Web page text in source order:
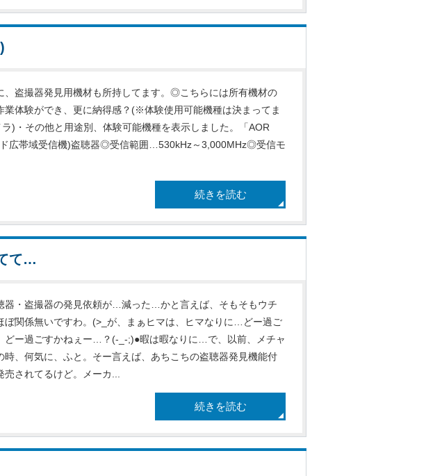
盗撮器発見用機材も所持してます。◎こちらには所有機材の
体験ができ、更に納得感？(※体験使用可能機種は決まってま
)・その他と用途別、体験可能機種を表示しました。「AOR
広帯域受信機)盗聴器◎受信範囲…530kHz～3,000MHz◎受信モ
続きを読む
て…
器・盗撮器の発見依頼が…減った…かと言えば、そもそもウチ
ぼ関係無いですわ。(>_が、まぁヒマは、ヒマなりに…どー過ご
どー過ごすかねぇー…？(-_-;)●暇は暇なりに…で、以前、メチャ
時、何気に、ふと。そー言えば、あちこちの盗聴器発見機能付
されてるけど。メーカ...
続きを読む